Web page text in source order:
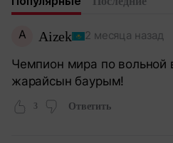
A Aizek 2 месяца назад
Чемпион мира по вольной
жарайсын баурым!
3 Ответить